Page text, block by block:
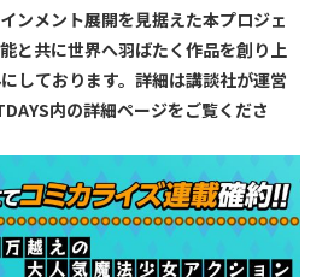
ンメント展開を見据えた本プロジェ
と共に世界へ羽ばたく作品を創り上
しております。詳細は講談社が運営
内の詳細ページをご覧くださ